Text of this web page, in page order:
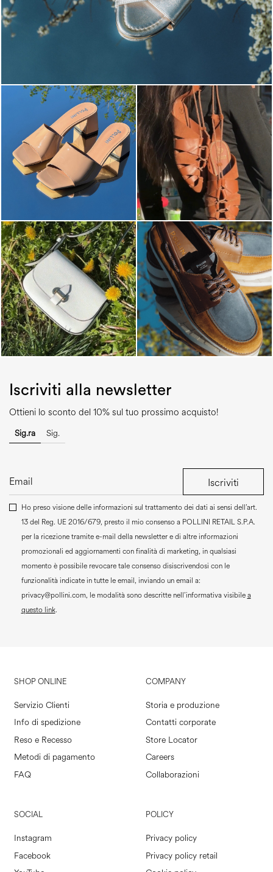
Iscriviti alla newsletter
Ottieni lo sconto del 10% sul tuo prossimo acquisto!
Sig.ra Sig.
Iscriviti
Ho preso visione delle informazioni sul trattamento dei dati ai sensi dell’art.
13 del Reg. UE 2016/679, presto il mio consenso a POLLINI RETAIL S.P.A.
per la ricezione tramite e-mail della newsletter e di altre informazioni
promozionali ed aggiornamenti con finalità di marketing, in qualsiasi
momento è possibile revocare tale consenso disiscrivendosi con le
funzionalità indicate in tutte le email, inviando un email a:
privacy@pollini.com, le modalità sono descritte nell’informativa visibilea
questo link.
SHOP ONLINE
Servizio Clienti
Info di spedizione
Reso e Recesso
Metodi di pagamento
FAQ
COMPANY
Storia e produzione
Contatti corporate
Store Locator
Careers
Collaborazioni
SOCIAL
Instagram
Facebook
POLICY
Privacy policy
Privacy policy retail